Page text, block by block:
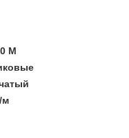
M
м